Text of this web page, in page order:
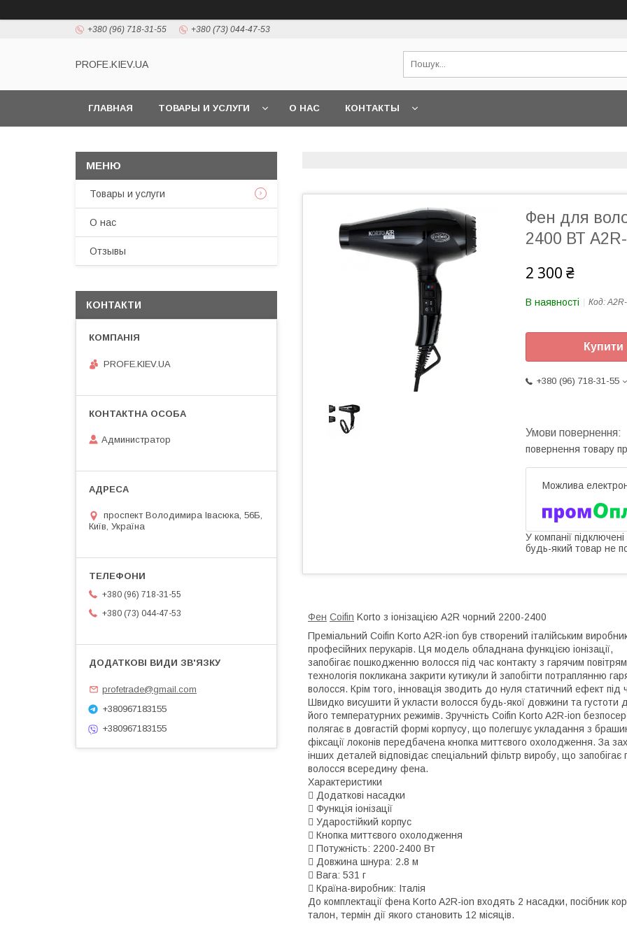
+380 (96) 718-31-55 +380 (73) 044-47-53
PROFE.KIEV.UA
ГЛАВНАЯ ТОВАРЫ И УСЛУГИ О НАС КОНТАКТЫ
Фен для
2400 ВТ
2 300 ₴
В наявності Код:
Купити
+380 (96) 718-31-55
повернення товару
У компанії
будь-який товар не
Фен Coifin Korto з іонізацією A2R чорний 2200-2400
Преміальний Coifin Korto A2R-ion був створений італійським
професійних перукарів. Ця модель обладнана функцією іонізації,
запобігає пошкодженню волосся під час контакту з гарячим
технологія покликана закрити кутикули й запобігти потраплянню
волосся. Крім того, інновація зводить до нуля статичний ефект
Швидко висушити й укласти волосся будь-якої довжини та
його температурних режимів. Зручність Coifin Korto A2R-ion
полягає в довгастій формі корпусу, що полегшує укладання з
фіксації локонів передбачена кнопка миттєвого охолодження. За
інших деталей відповідає спеціальний фільтр виробу, що
волосся всередину фена.
Характеристики
 Додаткові насадки
 Функція іонізації
 Ударостійкий корпус
 Кнопка миттєвого охолодження
 Потужність: 2200-2400 Вт
 Довжина шнура: 2.8 м
 Вага: 531 г
 Країна-виробник: Італія
До комплектації фена Korto A2R-ion входять 2 насадки, посібник
талон, термін дії якого становить 12 місяців.
Товары и услуги
О нас
Отзывы
КОНТАКТИ
PROFE.KIEV.UA
Администратор
проспект Володимира Івасюка, 56Б,
Київ, Україна
+380 (96) 718-31-55
+380 (73) 044-47-53
profetrade@gmail.com
+380967183155
+380967183155